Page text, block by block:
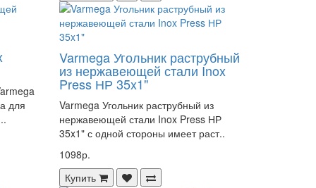
для
Varmega Угольник раструбный
из нержавеющей стали Inox
Press НР 35x1"
Varmega Угольник раструбный из
нержавеющей стали Inox Press НР
35x1" с одной стороны имеет раст..
1098р.
Купить